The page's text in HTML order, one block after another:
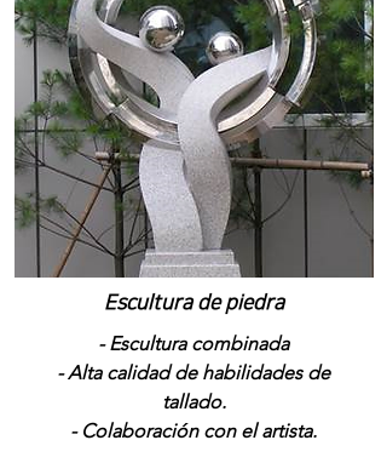
Escultura de piedra
- Escultura combinada
- Alta calidad de habilidades de
tallado.
- Colaboración con el artista.